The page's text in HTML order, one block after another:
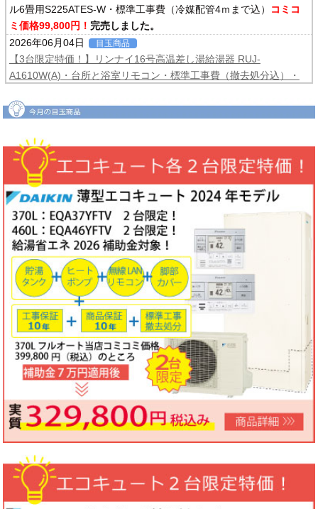
ル6畳用S225ATES-W・標準工事費（冷媒配管4ｍまで込）
コミコ
ミ価格99,800円！ 完売しました。
2026年06月04日
目玉商品
【3台限定特価！】リンナイ16号高温差し湯給湯器 RUJ-
A1610W(A)・台所と浴室リモコン・標準工事費（撤去処分込）・
2026年06月04日
デル6畳用S225ATCS-W・標準工事費（冷媒配管4ｍまで込）商品5
年保証付きコミコミ価格128,000円！
2026年06月02日
キャンペーン
ノーリツでおトクに買替え！ノーリツ対象製品の購入・設置・アプ
リ接続で
現金最大35,000円
がもれなくもらえるキャッシュバックキ
ャンペーン2026第2弾。キャンペーン期間：2026年6月1日～12月
18日まで
2026年06月02日
目玉商品
【1台限定特価！】三菱ルームエアコン霧ヶ峰GVシリーズ10畳用
MSZ-GV2823-W・標準工事費（冷媒配管4ｍまで込）コミコミ価格
99,800円！完売しました
2026年05月22日
お知らせ
ノーリツ・リンナイ・パロマ製品の値上げに伴う価格改定について
2026年05月18日
目玉商品
ノーリツビルトインコンロ「N3WV6M」工事費コミコミ特価！今
なら「ロティプレートS」プレゼント！3台限定コミコミ価格
79,800円！数量限定のため、なくなり次第終了となります。
2026年05月15日
目玉商品
パロマ屋外式エコジョーズふろ給湯器台数限定大特価！20号オート
FH-E2011SAWL(K)マルチリモコンセットMFC-250V・標準工事費
（処分込）10年商品・工事保証付
コミコミ価格136,800円～